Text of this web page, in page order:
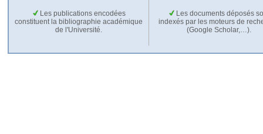
Les publications encodées
constituent la bibliographie académique
de l'Université.
Les documents déposés
indexés par les moteurs de
(Google Scholar,…).